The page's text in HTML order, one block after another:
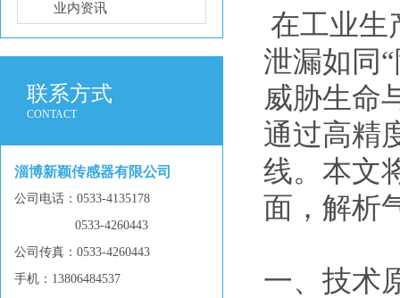
业内资讯
联系方式
CONTACT
淄博新颖传感器有限公司
公司电话：0533-4135178
0533-4260443
公司传真：0533-4260443
手机：13806484537
在工业生
泄漏如同
威胁生命
通过高精
线。本文
面，解析
一、技术